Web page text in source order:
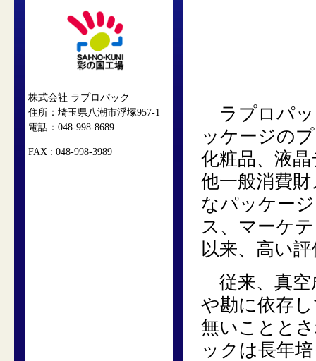
株式会社 ラプロパック
住所：埼玉県八潮市浮塚957-1
電話：048-998-8689
FAX : 048-998-3989
ラプロパッ
ッケージの
化粧品、液
他一般消費
なパッケー
ス、マーケ
以来、高い
従来、真空
や勘に依存
無いことと
ックは長年